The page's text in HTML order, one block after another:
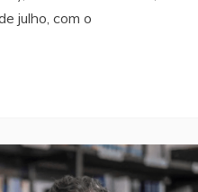
julho, com o